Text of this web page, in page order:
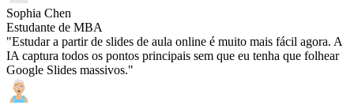
Sophia Chen
Estudante de MBA
"Estudar a partir de slides de aula online é muito mais fácil agora. A
IA captura todos os pontos principais sem que eu tenha que folhear
Google Slides massivos."